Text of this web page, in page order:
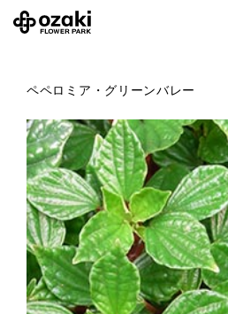
ペペロミア・グリーンバレー